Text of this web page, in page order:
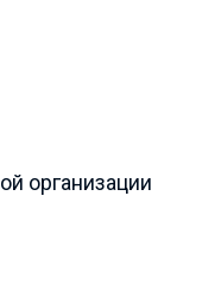
организации